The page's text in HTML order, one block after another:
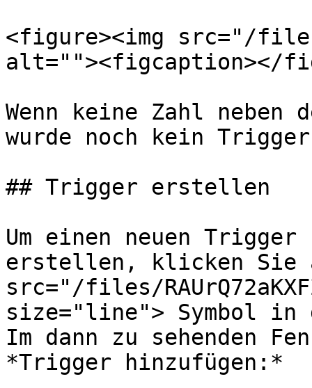
<figure><img src="/files/
alt=""><figcaption></
Wenn keine Zahl
wurde noch kein
## Trigger erstellen
Um einen neuen
erstellen, klicken Sie
src="/files/
size="line"> Symbol in
Im dann zu sehenden
*Trigger hinzufügen:*